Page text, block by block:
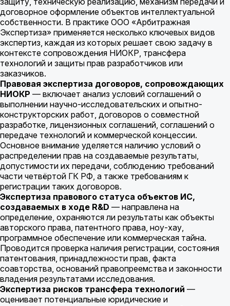
договорное оформление объектов интеллектуальной
собственности. В практике ООО «Арбитражная
Экспертиза» применяется несколько ключевых видов
экспертиз, каждая из которых решает свою задачу в
контексте сопровождения НИОКР, трансфера
технологий и защиты прав разработчиков или
заказчиков.
Правовая экспертиза договоров, сопровождающих
НИОКР — включает анализ условий соглашений о
выполнении научно-исследовательских и опытно-
конструкторских работ, договоров о совместной
разработке, лицензионных соглашений, соглашений о
передаче технологий и коммерческой концессии.
Основное внимание уделяется наличию условий о
распределении прав на создаваемые результаты,
допустимости их передачи, соблюдению требований
части четвёртой ГК РФ, а также требованиям к
регистрации таких договоров.
Экспертиза правового статуса объектов ИС,
создаваемых в ходе R&D — направлена на
определение, охраняются ли результаты как объекты
авторского права, патентного права, ноу-хау,
программное обеспечение или коммерческая тайна.
Проводится проверка наличия регистрации, состояния
патентования, принадлежности прав, факта
соавторства, оснований правопреемства и законности
владения результатами исследования.
Экспертиза рисков трансфера технологий —
оценивает потенциальные юридические и